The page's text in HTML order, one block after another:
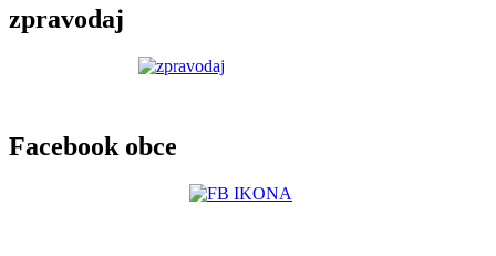
zpravodaj
Facebook obce